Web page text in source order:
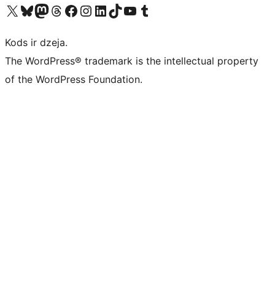
Apmeklējiet mūsu X (agrāk Twitter) kontu
Apmeklējiet mūsu Bluesky kontu
Apmeklējiet mūsu Mastodon kontu
Apmeklējiet mūsu Threads kontu
Apmeklējiet mūsu Facebook lapuApmeklējiet mūsu Instagram kontu
Apmeklējiet mūsu LinkedIn kontu
Apmeklējiet mūsu TikTok kontu
Apmeklējiet mūsu YouTube kanālu
Apmeklējiet mūsu Tumblr kontu
Kods ir dzeja.
The WordPress® trademark is the intellectual property
of the WordPress Foundation.